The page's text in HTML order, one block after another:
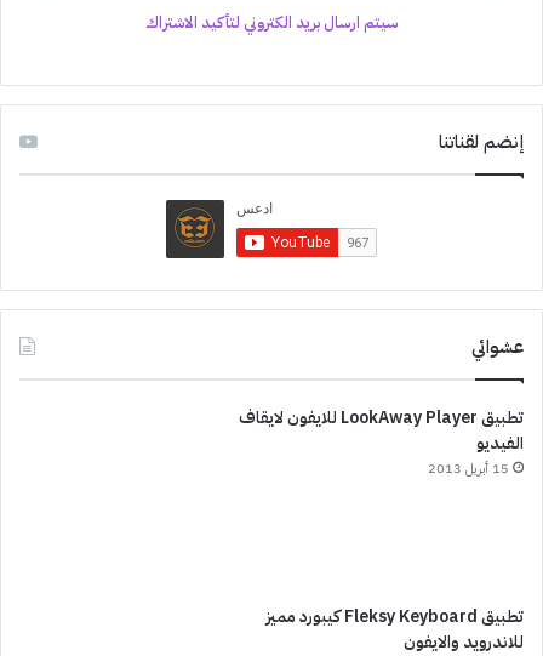
سيتم ارسال بريد الكتروني لتأكيد الاشتراك
إنضم لقناتنا
عشوائي
تطبيق LookAway Player للايفون لايقاف
الفيديو
15 أبريل 2013
تطبيق Fleksy Keyboard كيبورد مميز
للاندرويد والايفون